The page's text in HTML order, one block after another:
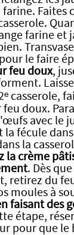
farine. Faites
farine et
le faire
feu doux,
casserole,
feu doux.
avec le
la fécule
la
la crème
. Dès
retirez du
moules à
faisant des
étape,
pour que le